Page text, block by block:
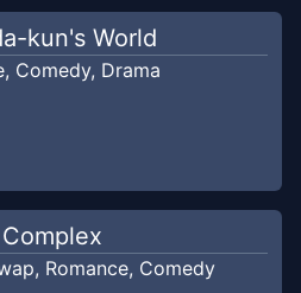
2020
dan kamu
2020
kun's World
, Comedy, Drama
, Romance, Comedy